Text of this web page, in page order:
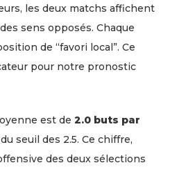
les deux matchs affichent
sens opposés. Chaque
de “favori local”. Ce
pour notre pronostic
est de 2.0 buts par
seuil des 2.5. Ce chiffre,
des deux sélections